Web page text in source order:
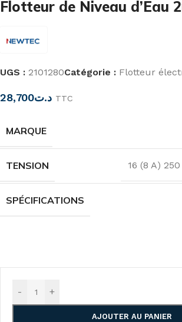
Flotteur de Niveau d’Eau
UGS : 2101280Catégorie : Flotteur
د.ت28,700 TTC
MARQUE
TENSION 16 (8 A)
SPÉCIFICATIONS
- +
AJOUTER AU PANIER